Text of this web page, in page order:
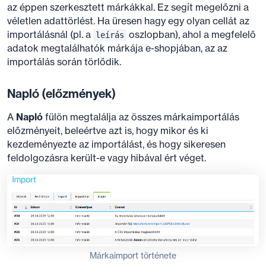
az éppen szerkesztett márkákkal. Ez segít megelőzni a
véletlen adattörlést. Ha üresen hagy egy olyan cellát az
importálásnál (pl. a leírás oszlopban), ahol a megfelelő
adatok megtalálhatók márkája e-shopjában, az az
importálás során törlődik.
Napló (előzmények)
A Napló fülön megtalálja az összes márkaimportálás
előzményeit, beleértve azt is, hogy mikor és ki
kezdeményezte az importálást, és hogy sikeresen
feldolgozásra került-e vagy hibával ért véget.
Márkaimport története